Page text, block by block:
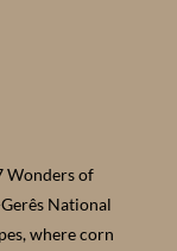
Wonders of
National
where corn